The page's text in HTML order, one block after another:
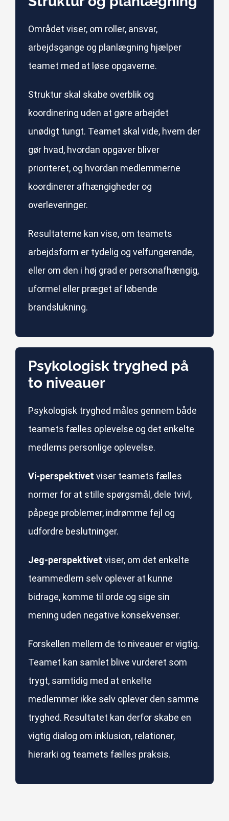
Området viser, om roller, ansvar,
arbejdsgange og planlægning hjælper
teamet med at løse opgaverne.
Struktur skal skabe overblik og
koordinering uden at gøre arbejdet
unødigt tungt. Teamet skal vide, hvem der
gør hvad, hvordan opgaver bliver
prioriteret, og hvordan medlemmerne
koordinerer afhængigheder og
overleveringer.
Resultaterne kan vise, om teamets
arbejdsform er tydelig og velfungerende,
eller om den i høj grad er personafhængig,
uformel eller præget af løbende
brandslukning.
Psykologisk tryghed på
to niveauer
Psykologisk tryghed måles gennem både
teamets fælles oplevelse og det enkelte
medlems personlige oplevelse.
Vi-perspektivet viser teamets fælles
normer for at stille spørgsmål, dele tvivl,
påpege problemer, indrømme fejl og
udfordre beslutninger.
Jeg-perspektivet viser, om det enkelte
teammedlem selv oplever at kunne
bidrage, komme til orde og sige sin
mening uden negative konsekvenser.
Forskellen mellem de to niveauer er vigtig.
Teamet kan samlet blive vurderet som
trygt, samtidig med at enkelte
medlemmer ikke selv oplever den samme
tryghed. Resultatet kan derfor skabe en
vigtig dialog om inklusion, relationer,
hierarki og teamets fælles praksis.